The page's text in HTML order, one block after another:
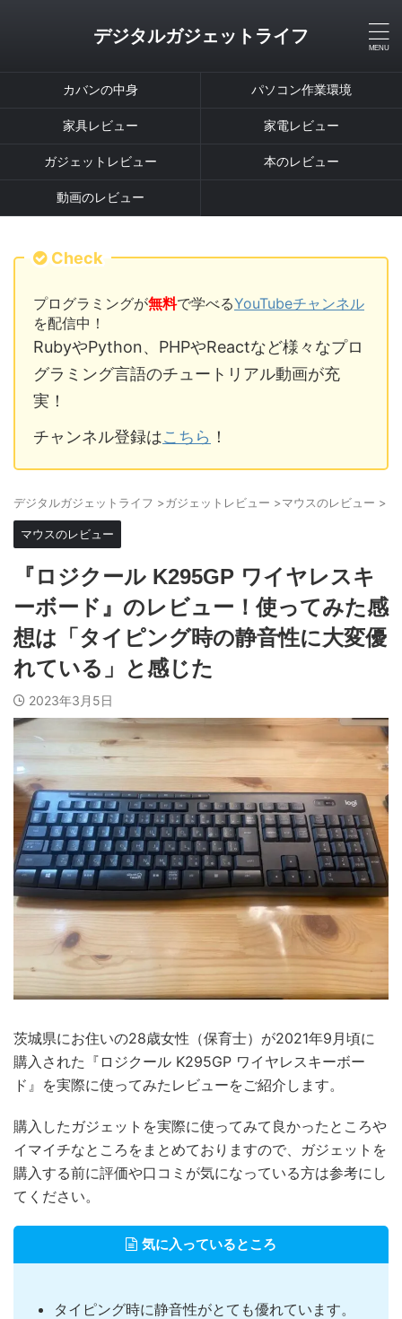
デジタルガジェットライフ
カバンの中身 パソコン作業環境
家具レビュー 家電レビュー
ガジェットレビュー 本のレビュー
動画のレビュー
Check
プログラミングが無料で学べるYouTubeチャンネル
を配信中！
RubyやPython、PHPやReactなど様々なプロ
グラミング言語のチュートリアル動画が充
実！
チャンネル登録はこちら ！
デジタルガジェットライフ >ガジェットレビュー >マウスのレビュー >
マウスのレビュー
『ロジクール K295GP ワイヤレスキ
ーボード』のレビュー！使ってみた感
想は「タイピング時の静音性に大変優
れている」と感じた
2023年3月5日
茨城県にお住いの28歳女性（保育士）が2021年9月頃に
購入された『ロジクール K295GP ワイヤレスキーボー
ド』を実際に使ってみたレビューをご紹介します。
購入したガジェットを実際に使ってみて良かったところや
イマイチなところをまとめておりますので、ガジェットを
購入する前に評価や口コミが気になっている方は参考にし
てください。
気に入っているところ
タイピング時に静音性がとても優れています。